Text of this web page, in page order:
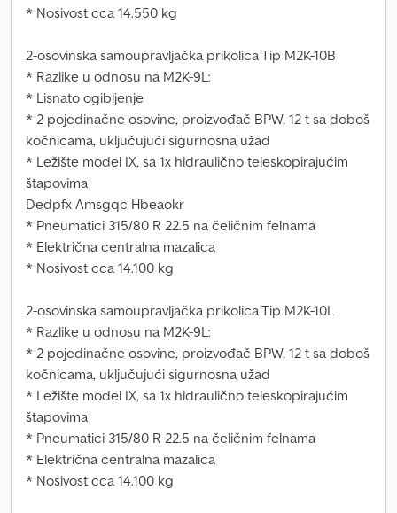
* Nosivost cca 14.550 kg
2-osovinska samoupravljačka prikolica Tip M2K-10B
* Razlike u odnosu na M2K-9L:
* Lisnato ogibljenje
* 2 pojedinačne osovine, proizvođač BPW, 12 t sa doboš
kočnicama, uključujući sigurnosna užad
* Ležište model IX, sa 1x hidraulično teleskopirajućim
štapovima
Dedpfx Amsgqc Hbeaokr
* Pneumatici 315/80 R 22.5 na čeličnim felnama
* Električna centralna mazalica
* Nosivost cca 14.100 kg
2-osovinska samoupravljačka prikolica Tip M2K-10L
* Razlike u odnosu na M2K-9L:
* 2 pojedinačne osovine, proizvođač BPW, 12 t sa doboš
kočnicama, uključujući sigurnosna užad
* Ležište model IX, sa 1x hidraulično teleskopirajućim
štapovima
* Pneumatici 315/80 R 22.5 na čeličnim felnama
* Električna centralna mazalica
* Nosivost cca 14.100 kg